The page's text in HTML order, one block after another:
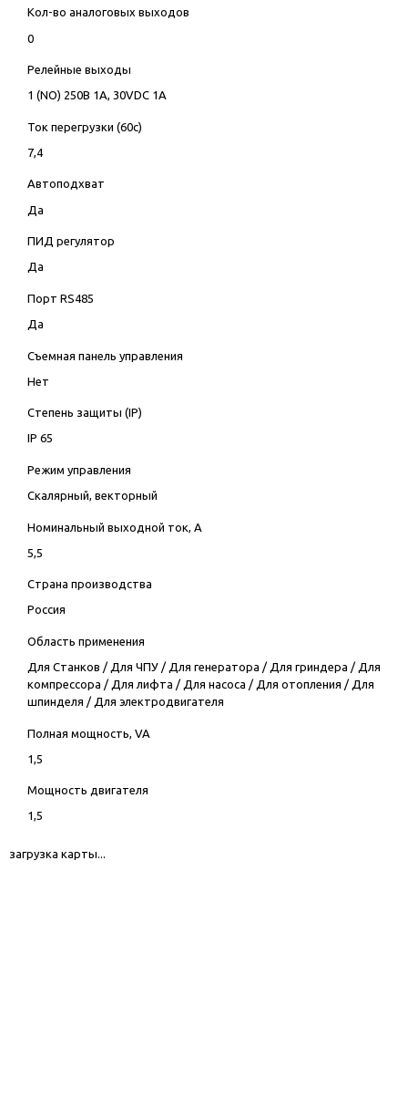
Кол-во аналоговых выходов
0
Релейные выходы
1 (NO) 250В 1А, 30VDC 1А
Ток перегрузки (60с)
7,4
Автоподхват
Да
ПИД регулятор
Да
Порт RS485
Да
Съемная панель управления
Нет
Степень защиты (IP)
IP 65
Режим управления
Скалярный, векторный
Номинальный выходной ток, А
5,5
Страна производства
Россия
Область применения
Для Станков / Для ЧПУ/ Для генератора / Для гриндера / Для
компрессора / Для лифта / Для насоса / Для отопления / Для
шпинделя / Для электродвигателя
Полная мощность, VA
1,5
Мощность двигателя
1,5
загрузка карты...